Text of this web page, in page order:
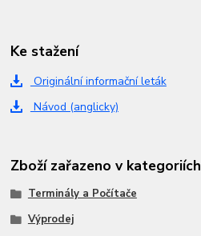
Ke stažení
Originální informační leták
Návod (anglicky)
Zboží zařazeno v kategoriích
Terminály a Počítače
Výprodej